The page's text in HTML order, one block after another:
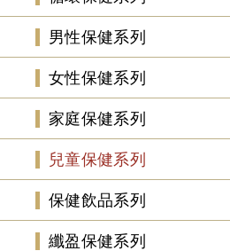
男性保健系列
女性保健系列
家庭保健系列
兒童保健系列
保健飲品系列
纖盈保健系列